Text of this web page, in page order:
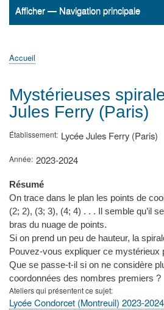
Navigation
Afficher — Navigation principale
Accueil
ActualitésMATh.en.JEANS ?
Régions et Ateliers
Créer, gérer un atelier
Sujets/Publications
Congrès
d'Ariane
Accueil
Mystérieuses
Jules Ferry (Paris)
Établissement Lycée Jules Ferry (Paris)
Année 2023-2024
Résumé
On trace dans le plan les points de
(2; 2), (3; 3), (4; 4) . . . Il semble qu’il
bras du nuage de points.
Si on prend un peu de hauteur, la
Pouvez-vous expliquer ce mystérieux
Que se passe-t-il si on ne considère
coordonnées des nombres premiers ?
Ateliers qui présentent ce sujet
Lycée Condorcet (Montreuil) 2023-2024